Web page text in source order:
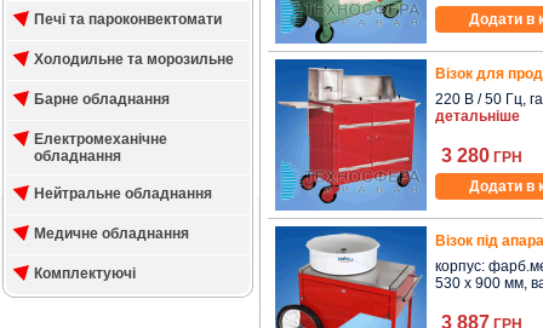
Печі та пароконвектомати
Холодильне та морозильне
Барне обладнання
Електромеханічне
обладнання
Нейтральне обладнання
Медичне обладнання
Комплектуючі
Додати в
Візок для
220 В / 50 Гц,
детальніше
3 280 ГРН
Додати в
Візок під
корпус:
530 x 900 мм,
3 887 ГРН